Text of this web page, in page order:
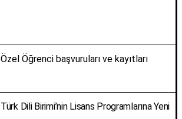
Özel Öğrenci başvuruları ve kayıtları
Türk Dili Birimi’nin Lisans Programlarına Yeni